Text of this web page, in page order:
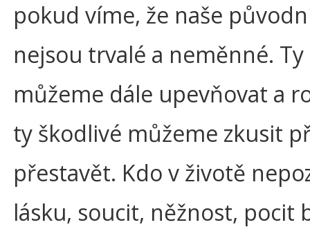
pokud víme, že naše
nejsou trvalé a neměnné.
můžeme dále upevňovat a
ty škodlivé můžeme zkusit
přestavět. Kdo v životě
lásku, soucit, něžnost, pocit